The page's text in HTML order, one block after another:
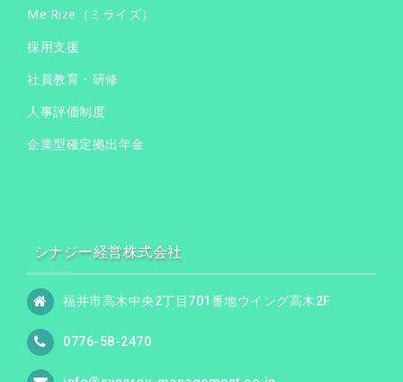
Me'Rize（ミライズ）
採用支援
社員教育・研修
人事評価制度
企業型確定拠出年金
シナジー経営株式会社
福井市高木中央2丁目701番地ウイング高木2F
0776-58-2470